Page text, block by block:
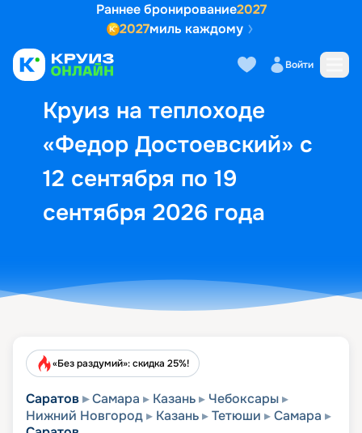
Раннее бронирование2027
2027миль каждому
Войти
Круиз на теплоходе
«Федор Достоевский» с
12 сентября по 19
сентября 2026 года
Выбор кают Маршрут и
«Без раздумий»: скидка 25%!
Саратов Самара Казань
Чебоксары
Нижний Новгород
Казань Тетюши
Самара